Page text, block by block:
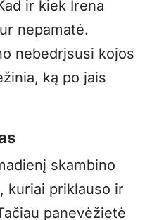
ir kiek Irena
nepamatė.
nebedrįsusi kojos
ką po jais
skambino
kuriai priklauso ir
panevėžietė